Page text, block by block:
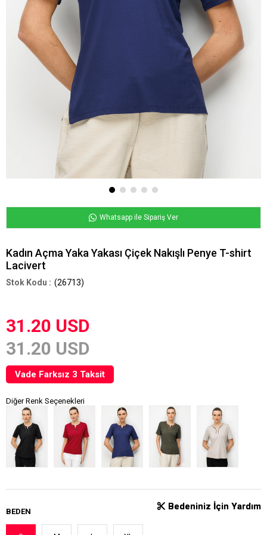
Whatsapp ile Sipariş Ver
Kadın Açma Yaka Yakası Çiçek Nakışlı Penye T-shirt
Lacivert
(26713)
31.20 USD
31.20 USD
Vade Farksız 3 Taksit
Diğer Renk Seçenekleri
Bedeniniz İçin Yardım
BEDEN Bedeniniz İçin Yardım